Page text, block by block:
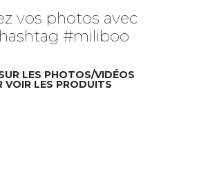
vos photos avec
#miliboo
LES PHOTOS/VIDÉOS
VOIR LES PRODUITS